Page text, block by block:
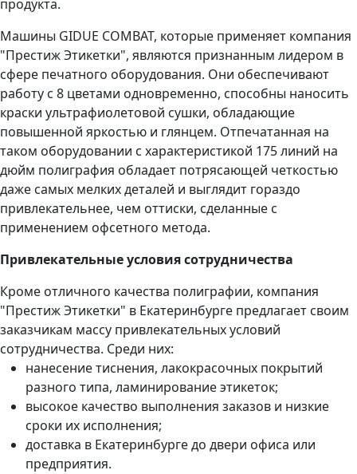
продукта.
Машины GIDUE COMBAT, которые применяет компания
"Престиж Этикетки", являются признанным лидером в
сфере печатного оборудования. Они обеспечивают
работу с 8 цветами одновременно, способны наносить
краски ультрафиолетовой сушки, обладающие
повышенной яркостью и глянцем. Отпечатанная на
таком оборудовании с характеристикой 175 линий на
дюйм полиграфия обладает потрясающей четкостью
даже самых мелких деталей и выглядит гораздо
привлекательнее, чем оттиски, сделанные с
применением офсетного метода.
Привлекательные условия сотрудничества
Кроме отличного качества полиграфии, компания
"Престиж Этикетки" в Екатеринбурге предлагает своим
заказчикам массу привлекательных условий
сотрудничества. Среди них:
нанесение тиснения, лакокрасочных покрытий
разного типа, ламинирование этикеток;
высокое качество выполнения заказов и низкие
сроки их исполнения;
доставка в Екатеринбурге до двери офиса или
предприятия.